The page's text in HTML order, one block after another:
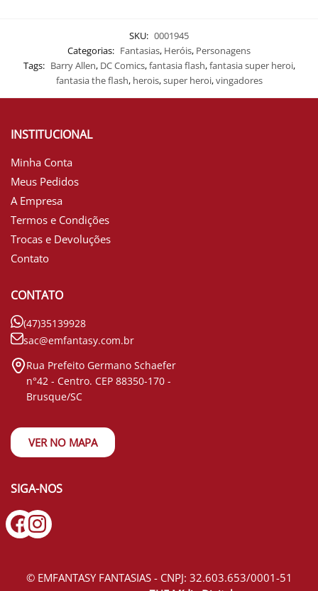
SKU: 0001945
Categorias: Fantasias, Heróis, Personagens
Tags: Barry Allen, DC Comics,fantasia flash,fantasia super heroi,
fantasia the flash, herois,super heroi,vingadores
INSTITUCIONAL
Minha Conta
Meus Pedidos
A Empresa
Termos e Condições
Trocas e Devoluções
Contato
CONTATO
(47)35139928
sac@emfantasy.com.br
Rua Prefeito Germano Schaefer
n°42 - Centro. CEP 88350-170 -
Brusque/SC
VER NO MAPA
SIGA-NOS
© EMFANTASY FANTASIAS - CNPJ: 32.603.653/0001-51